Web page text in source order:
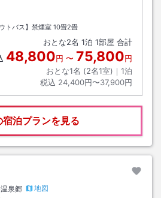
トバス】禁煙室 10畳2畳
おとな2名 1泊 1部屋 合計
48,800円 〜 75,800円
おとな1名 (2名1室)｜ 1泊
税込 24,400円〜37,900円
宿泊プランを見る
泉郷
地図